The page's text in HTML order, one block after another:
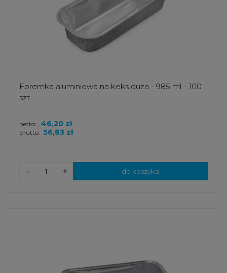
Foremka aluminiowa na keks duża - 985 ml - 100
szt.
brutto: 56,83 zł
netto: 46,20 zł
+
- do koszyka